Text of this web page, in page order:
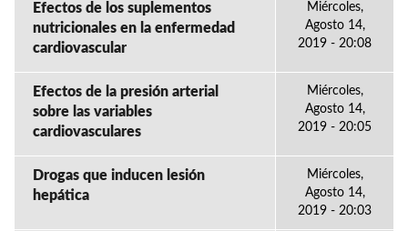
Efectos de los suplementos
nutricionales en la enfermedad
cardiovascular
Miércoles,
Agosto 14,
2019 - 20:08
Efectos de la presión arterial
sobre las variables
cardiovasculares
Miércoles,
Agosto 14,
2019 - 20:05
Drogas que inducen lesión
hepática
Miércoles,
Agosto 14,
2019 - 20:03